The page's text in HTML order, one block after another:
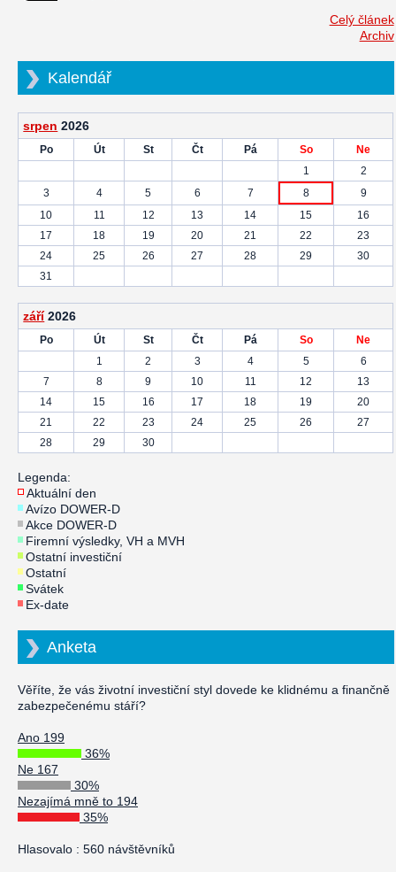
Celý článek
Archiv
Kalendář
srpen 2026
Po Út St Čt Pá So
Ne
1
2
3
4 5 6 7 8
9
10
11 12 13 14 15
16
17
18 19 20 21 22
23
24
25 26 27 28 29
30
31
září 2026
Po Út St Čt Pá So
Ne
1
2 3 4 5
6
7
8 9 10 11 12
13
14
15 16 17 18 19
20
21
22 23 24 25 26
27
28
29 30
Legenda:
Aktuální den
Avízo DOWER-D
Akce DOWER-D
Firemní výsledky, VH a MVH
Ostatní investiční
Ostatní
Svátek
Ex-date
Anketa
Věříte, že vás životní investiční styl dovede ke klidnému a finančně
zabezpečenému stáří?
Ano 199
36%
Ne 167
30%
Nezajímá mně to 194
35%
Hlasovalo : 560 návštěvníků